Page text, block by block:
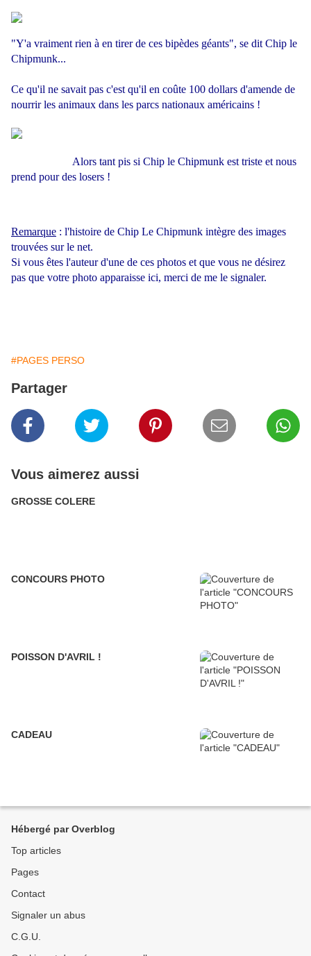
"Y'a vraiment rien à en tirer de ces bipèdes géants", se dit Chip le
Chipmunk...
Ce qu'il ne savait pas c'est qu'il en coûte 100 dollars d'amende de
nourrir les animaux dans les parcs nationaux américains !
Alors tant pis si Chip le Chipmunk est triste et nous
prend pour des losers !
Remarque : l'histoire de Chip Le Chipmunk intègre des images
trouvées sur le net.
Si vous êtes l'auteur d'une de ces photos et que vous ne désirez
pas que votre photo apparaisse ici, merci de me le signaler.
#PAGES PERSO
Partager
Vous aimerez aussi
GROSSE COLERE
CONCOURS PHOTO
POISSON D'AVRIL !
CADEAU
Hébergé par Overblog
Top articles
Pages
Contact
Signaler un abus
C.G.U.